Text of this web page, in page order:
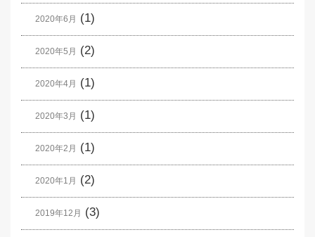
2020年6月 (1)
2020年5月 (2)
2020年4月 (1)
2020年3月 (1)
2020年2月 (1)
2020年1月 (2)
2019年12月 (3)